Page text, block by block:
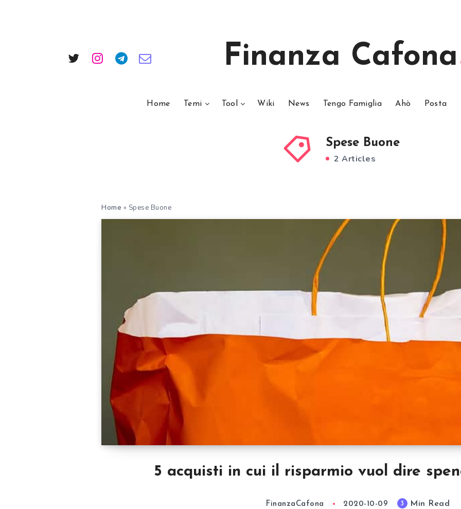
Finanza Cafona
Home Temi Tool Wiki News Tengo Famiglia Ahò Posta
Spese Buone
2 Articles
Home » Spese Buone
5 acquisti in cui il risparmio vuol dire
FinanzaCafona 2020-10-09 3 Min Read